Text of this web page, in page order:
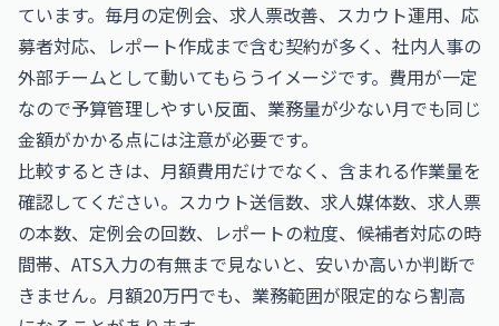
ています。毎月の定例会、求人票改善、スカウト運用、応
募者対応、レポート作成まで含む契約が多く、社内人事の
外部チームとして動いてもらうイメージです。費用が一定
なので予算管理しやすい反面、業務量が少ない月でも同じ
金額がかかる点には注意が必要です。
比較するときは、月額費用だけでなく、含まれる作業量を
確認してください。スカウト送信数、求人媒体数、求人票
の本数、定例会の回数、レポートの粒度、候補者対応の時
間帯、ATS入力の有無まで見ないと、安いか高いか判断で
きません。月額20万円でも、業務範囲が限定的なら割高